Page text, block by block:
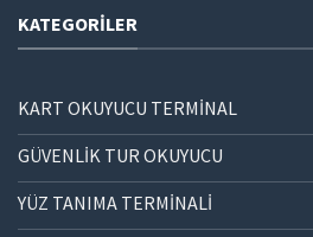
KATEGORILER
KART OKUYUCU TERMİNAL
GÜVENLİK TUR OKUYUCU
YÜZ TANIMA TERMİNALİ